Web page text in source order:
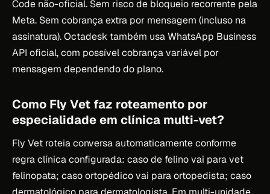
Code não-oficial. Sem risco de bloqueio recorrente pela
Meta. Sem cobrança extra por mensagem (incluso na
assinatura). Octadesk também usa WhatsApp Business
API oficial, com possível cobrança variável por
mensagem dependendo do plano.
Como Fly Vet faz roteamento por
especialidade em clínica multi-vet?
Fly Vet roteia conversa automaticamente conforme
regra clínica configurada: caso de felino vai para vet
felinopata; caso ortopédico vai para ortopedista; caso